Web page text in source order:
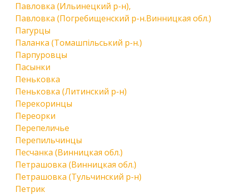
Павловка (Ильинецкий р-н),
Павловка (Погребищенский р-н.Винницкая обл.)
Пагурцы
Паланка (Томашпільський р-н.)
Парпуровцы
Пасынки
Пеньковка
Пеньковка (Литинский р-н)
Перекоринцы
Переорки
Перепеличье
Перепильчинцы
Песчанка (Винницкая обл.)
Петрашовка (Винницкая обл.)
Петрашовка (Тульчинский р-н)
Петрик